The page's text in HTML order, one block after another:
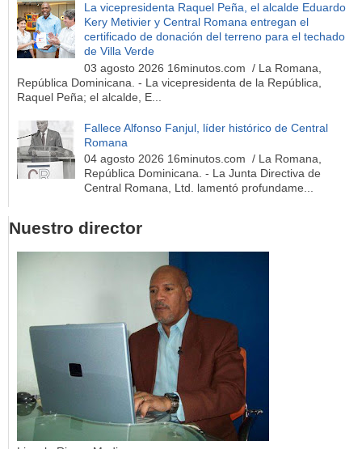
La vicepresidenta Raquel Peña, el alcalde Eduardo
Kery Metivier y Central Romana entregan el
certificado de donación del terreno para el techado
de Villa Verde
03 agosto 2026 16minutos.com / La Romana,
República Dominicana. - La vicepresidenta de la República,
Raquel Peña; el alcalde, E...
Fallece Alfonso Fanjul, líder histórico de Central
Romana
04 agosto 2026 16minutos.com / La Romana,
República Dominicana. - La Junta Directiva de
Central Romana, Ltd. lamentó profundame...
Nuestro director